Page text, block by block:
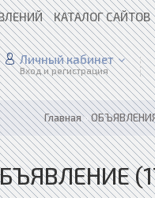
КАТАЛОГ САЙТОВ
Личный кабинет
Вход и регистрация
Главная»